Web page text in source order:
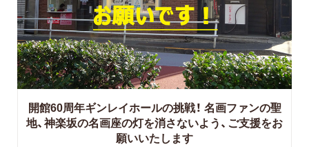
開館60周年ギンレイホールの挑戦！ 名画ファンの聖
地、神楽坂の名画座の灯を消さないよう、ご支援をお
願いいたします